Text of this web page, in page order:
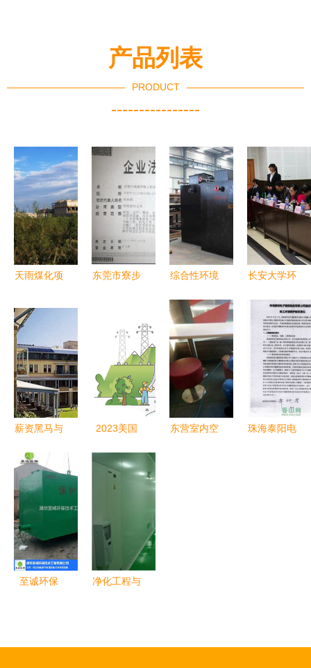
产品列表
PRODUCT
----------------
天雨煤化项
程治理水平
领跑行业先
锋
东莞市寮步
流程、样板
图与绿深环
境工程专业
服务
综合性环境
案在污水处
理领域的应
用——以徐
州成套设备
为例
长安大学环
届环境治理
知识竞赛圆
满落幕
薪资黑马与
双纽实验室
深度对比
——谁才是
新时代留子
的梦中情专
与理想坟
2023美国
业研究生排
名前30与名
东营室内空
珠海泰阳电
至诚环保
净化工程与